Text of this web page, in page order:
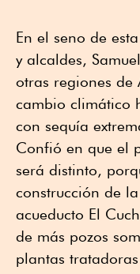
En el seno de
y alcaldes,
otras regiones de
cambio climático
con sequía
Confió en que el
será distinto,
construcción de
acueducto El
de más pozos
plantas